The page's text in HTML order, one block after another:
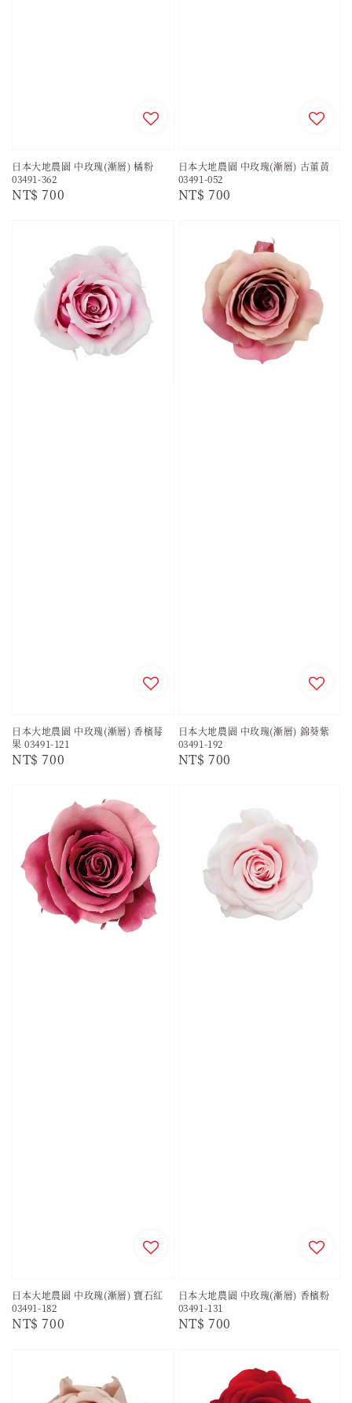
日本大地農園 中玫瑰(漸層) 橘粉
03491-362
Regular
NT$ 700
日本大地農園 中玫瑰(漸層) 古董黃
03491-052
Regular
NT$ 700
日本大地農園 中玫瑰(漸層) 香檳莓
果 03491-121
Regular
NT$ 700
日本大地農園 中玫瑰(漸層) 錦葵紫
03491-192
Regular
NT$ 700
日本大地農園 中玫瑰(漸層) 寶石紅
03491-182
Regular
NT$ 700
日本大地農園 中玫瑰(漸層) 香檳粉
03491-131
Regular
NT$ 700